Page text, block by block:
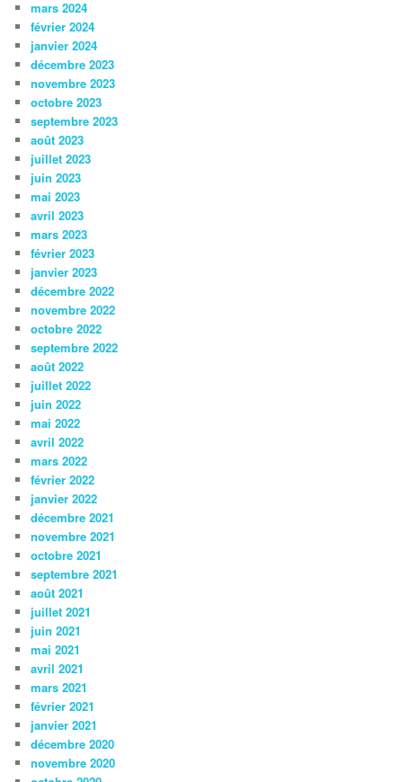
mars 2024
février 2024
janvier 2024
décembre 2023
novembre 2023
octobre 2023
septembre 2023
août 2023
juillet 2023
juin 2023
mai 2023
avril 2023
mars 2023
février 2023
janvier 2023
décembre 2022
novembre 2022
octobre 2022
septembre 2022
août 2022
juillet 2022
juin 2022
mai 2022
avril 2022
mars 2022
février 2022
janvier 2022
décembre 2021
novembre 2021
octobre 2021
septembre 2021
août 2021
juillet 2021
juin 2021
mai 2021
avril 2021
mars 2021
février 2021
janvier 2021
décembre 2020
novembre 2020